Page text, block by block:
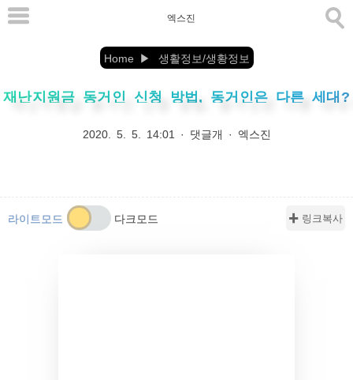
본
바
엑스진
Home 생활정보/생황정보
재난지원금 동거인 신청 방법, 동거인은 다른 세대?
2020. 5. 5. 14:01 · 댓글개 · 엑스진
✚ 링크복사